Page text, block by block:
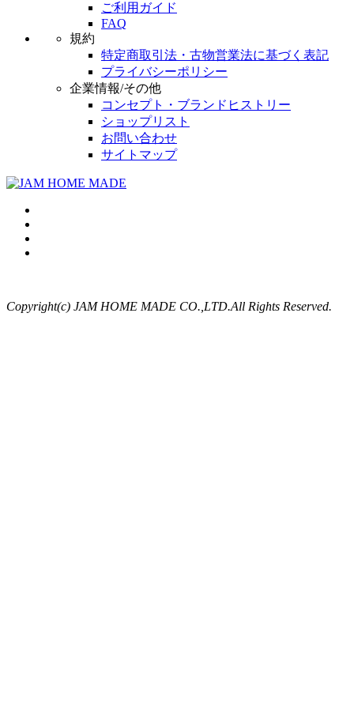
ご利用ガイド
FAQ
規約
特定商取引法・古物営業法に基づく表記
プライバシーポリシー
企業情報/その他
コンセプト・ブランドヒストリー
ショップリスト
お問い合わせ
サイトマップ
Copyright(c) JAM HOME MADE CO.,LTD.All Rights Reserved.